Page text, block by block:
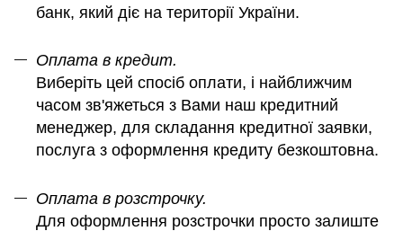
банк, який діє на території України.
Оплата в кредит.
Виберіть цей спосіб оплати, і найближчим
часом зв'яжеться з Вами наш кредитний
менеджер, для складання кредитної заявки,
послуга з оформлення кредиту безкоштовна.
Оплата в розстрочку.
Для оформлення розстрочки просто залиште